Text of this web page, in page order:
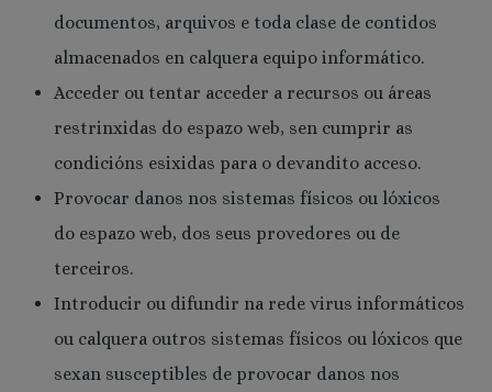
documentos, arquivos e toda clase de contidos
almacenados en calquera equipo informático.
Acceder ou tentar acceder a recursos ou áreas
restrinxidas do espazo web, sen cumprir as
condicións esixidas para o devandito acceso.
Provocar danos nos sistemas físicos ou lóxicos
do espazo web, dos seus provedores ou de
terceiros.
Introducir ou difundir na rede virus informáticos
ou calquera outros sistemas físicos ou lóxicos que
sexan susceptibles de provocar danos nos